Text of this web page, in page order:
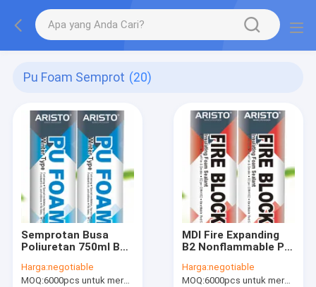
Pu Foam Semprot (20)
Semprotan Busa
Poliuretan 750ml B3
Terbakar
Harga:negotiable
MOQ:6000pcs untuk merek Aristo, 15000pcs untuk merek pelanggan
MDI Fire Expanding
B2 Nonflammable PU
Harga:negotiable
MOQ:6000pcs untuk merek Aristo, 15000pcs untuk merek pelanggan